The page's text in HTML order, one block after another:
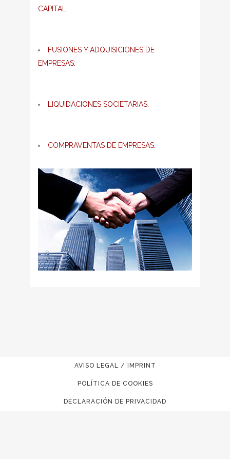
CAPITAL.
FUSIONES Y ADQUISICIONES DE
EMPRESAS:
LIQUIDACIONES SOCIETARIAS.
COMPRAVENTAS DE EMPRESAS.
AVISO LEGAL / IMPRINT
POLÍTICA DE COOKIES
DECLARACIÓN DE PRIVACIDAD